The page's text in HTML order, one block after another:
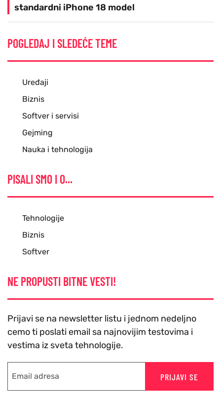
standardni iPhone 18 model
POGLEDAJ I SLEDEĆE TEME
Uređaji
Biznis
Softver i servisi
Gejming
Nauka i tehnologija
PISALI SMO I O...
Tehnologije
Biznis
Softver
NE PROPUSTI BITNE VESTI!
Prijavi se na newsletter listu i jednom nedeljno
cemo ti poslati email sa najnovijim testovima i
vestima iz sveta tehnologije.
PRIJAVI SE